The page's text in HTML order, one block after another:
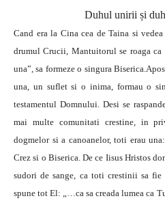
Duhul unirii și
Cand era la Cina cea de Taina si
drumul Crucii, Mantuitorul se roaga
una”, sa formeze o singura
una, un suflet si o inima, formau o
testamentul Domnului. Desi se
mai multe comunitati crestine, in
dogmelor si a canoanelor, toti erau
Crez si o Biserica.De ce Iisus Hristos
sudori de sange, ca toti crestinii sa
spune tot El: „…ca sa creada lumea ca